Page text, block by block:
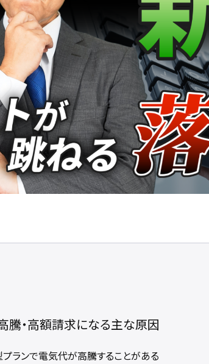
騰・高額請求になる主な原因
ランで電気代が高騰することがある